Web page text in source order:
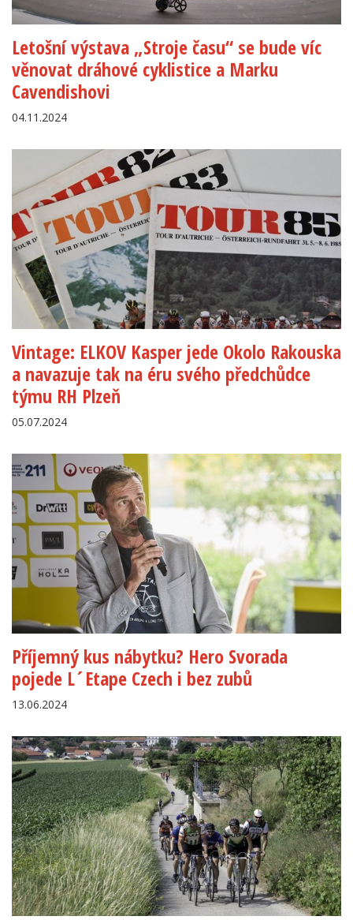
Letošní výstava „Stroje času“ se bude víc
věnovat dráhové cyklistice a Marku
Cavendishovi
04.11.2024
Vintage: ELKOV Kasper jede Okolo Rakouska
a navazuje tak na éru svého předchůdce
týmu RH Plzeň
05.07.2024
Příjemný kus nábytku? Hero Svorada
pojede L´Etape Czech i bez zubů
13.06.2024